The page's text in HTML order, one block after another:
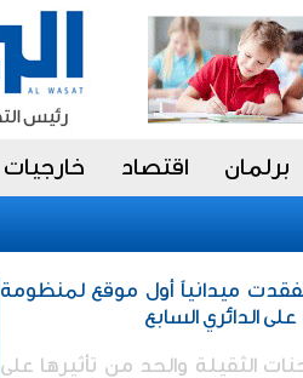
برلمان اقتصاد خارجيات
ميدانياً أول موقع لمنظومة
الدائري السابع
الثقيلة والحد من تأثيرها على